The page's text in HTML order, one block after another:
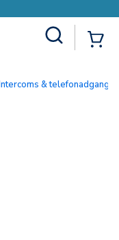
Intercoms & telefonadgang